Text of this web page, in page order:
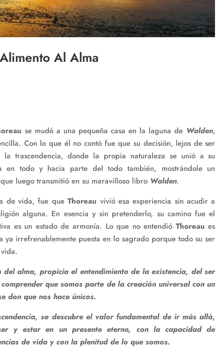
Al Alma
se mudó a una pequeña casa en la laguna de Walden,
Con lo que él no contó fue que su decisión, lejos de ser
trascendencia, donde la propia naturaleza se unió a su
en todo y hacia parte del todo también, mostrándole un
luego transmitió en su maravilloso libro Walden.
de vida, fue queThoreau vivió esa experiencia sin acudir a
alguna. En esencia y sin pretenderlo, su camino fue el
es un estado de armonía. Lo que no entendió Thoreau es
ya irrefrenablemente puesta en lo sagrado porque todo su ser
alma, propicia el entendimiento de la existencia, del ser
que somos parte de la creación universal con un
don que nos hace únicos.
se descubre el valor fundamental de ir más allá,
y estar en un presente eterno, con la capacidad de
de vida y con la plenitud de lo que somos.